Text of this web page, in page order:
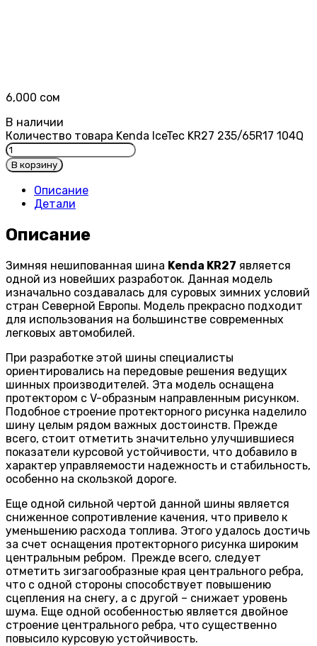
6,000 сом
В наличии
Количество товара Kenda IceTec KR27 235/65R17 104Q
В корзину
Описание
Детали
Описание
Зимняя нешипованная шина Kenda KR27 является
одной из новейших разработок. Данная модель
изначально создавалась для суровых зимних условий
стран Северной Европы. Модель прекрасно подходит
для использования на большинстве современных
легковых автомобилей.
При разработке этой шины специалисты
ориентировались на передовые решения ведущих
шинных производителей. Эта модель оснащена
протектором с V-образным направленным рисунком.
Подобное строение протекторного рисунка наделило
шину целым рядом важных достоинств. Прежде
всего, стоит отметить значительно улучшившиеся
показатели курсовой устойчивости, что добавило в
характер управляемости надежность и стабильность,
особенно на скользкой дороге.
Еще одной сильной чертой данной шины является
сниженное сопротивление качения, что привело к
уменьшению расхода топлива. Этого удалось достичь
за счет оснащения протекторного рисунка широким
центральным ребром. Прежде всего, следует
отметить зигзагообразные края центрального ребра,
что с одной стороны способствует повышению
сцепления на снегу, а с другой – снижает уровень
шума. Еще одной особенностью является двойное
строение центрального ребра, что существенно
повысило курсовую устойчивость.